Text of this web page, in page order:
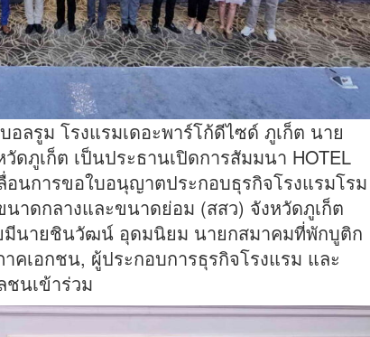
ลรูม โรงแรมเดอะพาร์โก้ดีไซด์ ภูเก็ต นาย
ดภูเก็ต เป็นประธานเปิดการสัมมนา HOTEL
ลื่อนการขอใบอนุญาตประกอบธุรกิจโรงแรมโรม
าดกลางและขนาดย่อม (สสว) จังหวัดภูเก็ต
นายชินวัฒน์ อุดมนิยม นายกสมาคมที่พักบูติก
คเอกชน, ผู้ประกอบการธุรกิจโรงแรม และ
นเข้าร่วม